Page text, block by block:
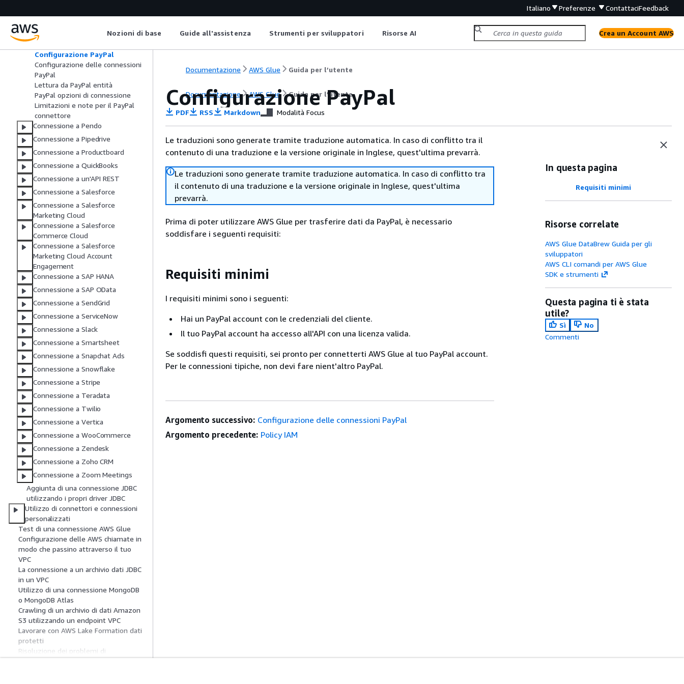
Italiano Preferenze ContattaciFeedback
Nozioni di base Guide all'assistenza Strumenti per sviluppatori Risorse AI Crea un Account AWS
AWS Glue supporto per PayPal
Configurazione PayPal
Configurazione delle connessioni
PayPal
Lettura da PayPal entità
PayPal opzioni di connessione
Limitazioni e note per il PayPal
connettore
Connessione a Pendo
Connessione a Pipedrive
Connessione a Productboard
Connessione a QuickBooks
Connessione a un'API REST
Connessione a Salesforce
Connessione a Salesforce
Marketing Cloud
Connessione a Salesforce
Commerce Cloud
Connessione a Salesforce
Marketing Cloud Account
Engagement
Connessione a SAP HANA
Connessione a SAP OData
Connessione a SendGrid
Connessione a ServiceNow
Connessione a Slack
Connessione a Smartsheet
Connessione a Snapchat Ads
Connessione a Snowflake
Connessione a Stripe
Connessione a Teradata
Connessione a Twilio
Connessione a Vertica
Connessione a WooCommerce
Connessione a Zendesk
Connessione a Zoho CRM
Connessione a Zoom Meetings
Aggiunta di una connessione JDBC
utilizzando i propri driver JDBC
Utilizzo di connettori e connessioni
personalizzati
Test di una connessione AWS Glue
Configurazione delle AWS chiamate in
modo che passino attraverso il tuo
VPC
La connessione a un archivio dati JDBC
in un VPC
Utilizzo di una connessione MongoDB
o MongoDB Atlas
Crawling di un archivio di dati Amazon
S3 utilizzando un endpoint VPC
Lavorare con AWS Lake Formation dati
protetti
Risoluzione dei problemi di
connessione
Documentazione AWS Glue Guida per l’utente
Documentazione AWS Glue Guida per l’utente
Configurazione PayPal
PDF RSS Markdown Modalità Focus
Le traduzioni sono generate tramite traduzione automatica. In caso di conflitto tra il
contenuto di una traduzione e la versione originale in Inglese, quest'ultima prevarrà.
Le traduzioni sono generate tramite traduzione automatica. In caso di conflitto tra
il contenuto di una traduzione e la versione originale in Inglese, quest'ultima
prevarrà.
Prima di poter utilizzare AWS Glue per trasferire dati da PayPal, è necessario
soddisfare i seguenti requisiti:
Requisiti minimi
I requisiti minimi sono i seguenti:
Hai un PayPal account con le credenziali del cliente.
Il tuo PayPal account ha accesso all'API con una licenza valida.
Se soddisfi questi requisiti, sei pronto per connetterti AWS Glue al tuo PayPal account.
Per le connessioni tipiche, non devi fare nient'altro PayPal.
In questa pagina
Requisiti minimi
Risorse correlate
AWS Glue DataBrew Guida per gli
sviluppatori
AWS CLI comandi per AWS Glue
SDK e strumenti
Questa pagina ti è stata
utile?
Sì
No
Commenti
Argomento successivo: Configurazione delle connessioni PayPal
Argomento precedente: Policy IAM